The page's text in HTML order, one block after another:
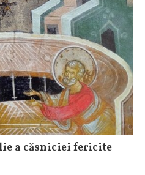
a căsniciei fericite